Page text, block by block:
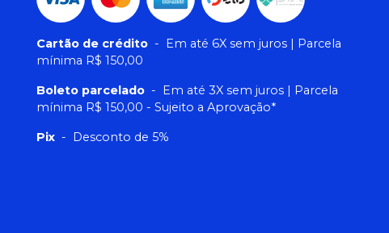
Cartão de crédito - Em até 6X sem juros | Parcela
mínima R$ 150,00
Boleto parcelado - Em até 3X sem juros | Parcela
mínima R$ 150,00 - Sujeito a Aprovação*
Pix - Desconto de 5%